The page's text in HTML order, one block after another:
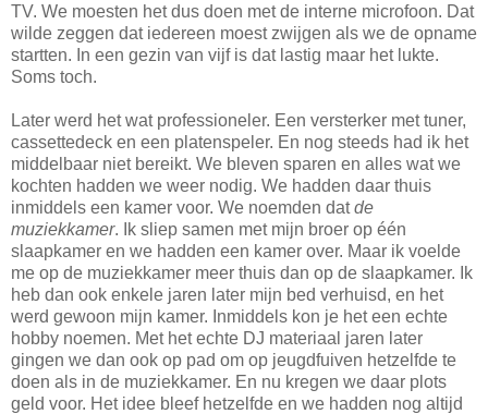
TV. We moesten het dus doen met de interne microfoon. Dat
wilde zeggen dat iedereen moest zwijgen als we de opname
startten. In een gezin van vijf is dat lastig maar het lukte.
Soms toch.
Later werd het wat professioneler. Een versterker met tuner,
cassettedeck en een platenspeler. En nog steeds had ik het
middelbaar niet bereikt. We bleven sparen en alles wat we
kochten hadden we weer nodig. We hadden daar thuis
inmiddels een kamer voor. We noemden datde
muziekkamer. Ik sliep samen met mijn broer op één
slaapkamer en we hadden een kamer over. Maar ik voelde
me op de muziekkamer meer thuis dan op de slaapkamer. Ik
heb dan ook enkele jaren later mijn bed verhuisd, en het
werd gewoon mijn kamer. Inmiddels kon je het een echte
hobby noemen. Met het echte DJ materiaal jaren later
gingen we dan ook op pad om op jeugdfuiven hetzelfde te
doen als in de muziekkamer. En nu kregen we daar plots
geld voor. Het idee bleef hetzelfde en we hadden nog altijd